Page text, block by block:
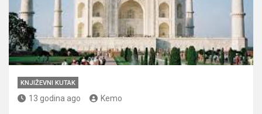
KNJIŽEVNI KUTAK
13 godina ago Kemo